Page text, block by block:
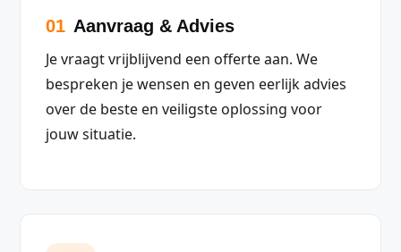
01 Aanvraag & Advies
Je vraagt vrijblijvend een offerte aan. We
bespreken je wensen en geven eerlijk advies
over de beste en veiligste oplossing voor
jouw situatie.